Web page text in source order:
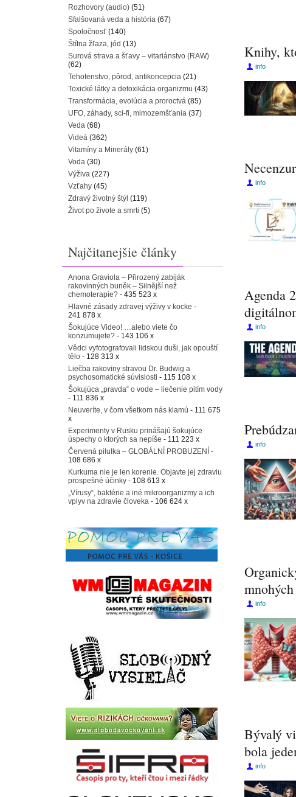
Knihy,
info
info
Agenda
info
info
info
Bývalý
bola
info
Rozhovory (audio) (51)
Sfalšovaná veda a história (67)
Spoločnosť (140)
Štítna žľaza, jód (13)
Surová strava a šťavy – vitariánstvo (RAW)
(62)
Tehotenstvo, pôrod, antikoncepcia (21)
Toxické látky a detoxikácia organizmu (43)
Transformácia, evolúcia a proroctvá (85)
UFO, záhady, sci-fi, mimozemšťania (37)
Veda (68)
Videá (362)
Vitamíny a Minerály (61)
Voda (30)
Výživa (227)
Vzťahy (45)
Zdravý životný štýl (119)
Život po živote a smrti (5)
Najčitanejšie články
Anona Graviola – Přirozený zabiják
rakovinných buněk – Silnější než
chemoterapie? - 435 523 x
Hlavné zásady zdravej výživy v kocke -
241 878 x
Šokujúce Video! …alebo viete čo
konzumujete? - 143 106 x
Vědci vyfotografovali lidskou duši, jak opouští
tělo - 128 313 x
Liečba rakoviny stravou Dr. Budwig a
psychosomatické súvislosti - 115 108 x
Šokujúca „pravda“ o vode – liečenie pitím vody
- 111 836 x
Neuveríte, v čom všetkom nás klamú - 111 675
x
Experimenty v Rusku prinášajú šokujúce
úspechy o ktorých sa nepíše - 111 223 x
Červená pilulka – GLOBÁLNÍ PROBUZENÍ -
108 686 x
Kurkuma nie je len korenie. Objavte jej zdraviu
prospešné účinky - 108 613 x
„Vírusy“, baktérie a iné mikroorganizmy a ich
vplyv na zdravie človeka - 106 624 x